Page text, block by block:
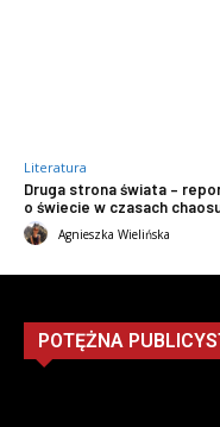
Literatura
Druga strona świata –
o świecie w czasach
Agnieszka Wielińska
POTĘŻNA